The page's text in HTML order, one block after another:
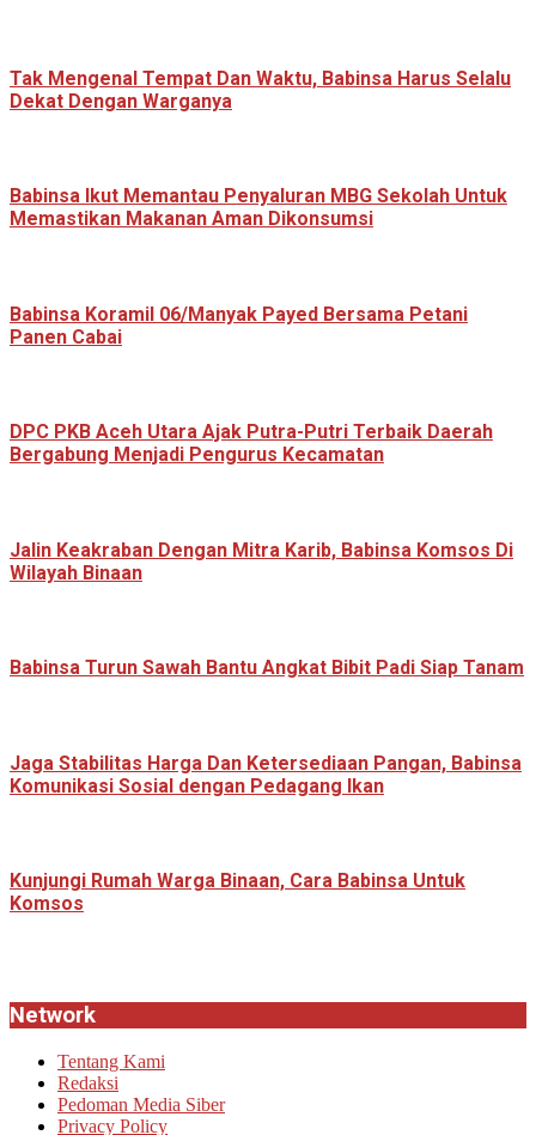
Tak Mengenal Tempat Dan Waktu, Babinsa Harus Selalu
Dekat Dengan Warganya
Babinsa Ikut Memantau Penyaluran MBG Sekolah Untuk
Memastikan Makanan Aman Dikonsumsi
Babinsa Koramil 06/Manyak Payed Bersama Petani
Panen Cabai
‎DPC PKB Aceh Utara Ajak Putra-Putri Terbaik Daerah
Bergabung Menjadi Pengurus Kecamatan
Jalin Keakraban Dengan Mitra Karib, Babinsa Komsos Di
Wilayah Binaan
Babinsa Turun Sawah Bantu Angkat Bibit Padi Siap Tanam
Jaga Stabilitas Harga Dan Ketersediaan Pangan, Babinsa
Komunikasi Sosial dengan Pedagang Ikan
Kunjungi Rumah Warga Binaan, Cara Babinsa Untuk
Komsos
Network
Tentang Kami
Redaksi
Pedoman Media Siber
Privacy Policy